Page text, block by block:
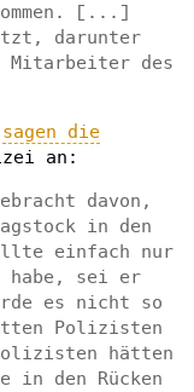
[...]
darunter
Mitarbeiter des
sagen die
an:
davon,
in den
einfach nur
habe, sei er
es nicht so
Polizisten
hätten
in den Rücken